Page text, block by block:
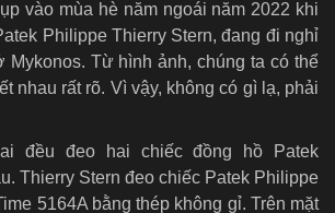
vào mùa hè năm ngoái năm 2022 khi
Philippe Thierry Stern, đang đi nghỉ
Mykonos. Từ hình ảnh, chúng ta có thể
nhau rất rõ. Vì vậy, không có gì lạ, phải
đều đeo hai chiếc đồng hồ Patek
Thierry Stern đeo chiếc Patek Philippe
5164A bằng thép không gỉ. Trên mặt